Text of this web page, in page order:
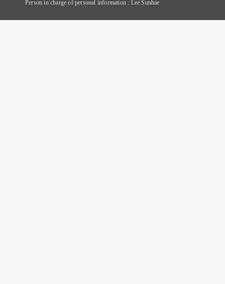
Person in charge of personal information : Lee Sunhae